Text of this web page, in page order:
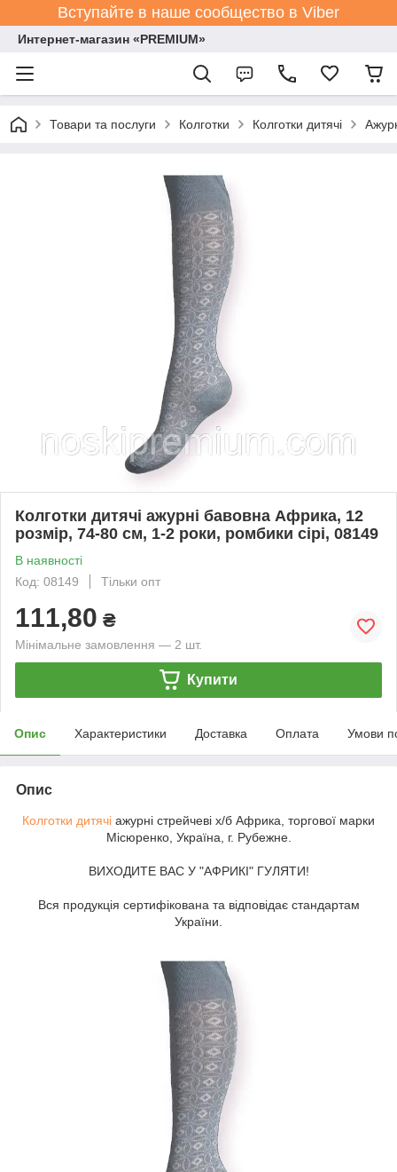
Вступайте в наше сообщество в Viber
Интернет-магазин «PREMIUM»
Товари та послуги Колготки Колготки дитячі
Колготки дитячі ажурні бавовна Африка, 12
розмір, 74-80 см, 1-2 роки, ромбики сірі, 08149
В наявності
Код: 08149
Тільки опт
111,80 ₴
Мінімальне замовлення — 2 шт.
Купити
Опис Характеристики Доставка Оплата Умови
Опис
Колготки дитячі ажурні стрейчеві х/б Африка, торгової марки
Місюренко, Україна, г. Рубежне.
ВИХОДИТЕ ВАС У "АФРИКІ" ГУЛЯТИ!
Вся продукція сертифікована та відповідає стандартам
України.